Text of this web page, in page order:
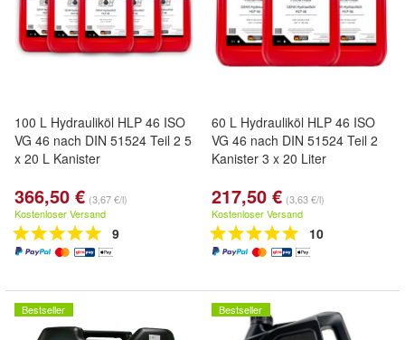
100 L Hydrauliköl HLP 46 ISO
VG 46 nach DIN 51524 Teil 2 5
x 20 L Kanister
366,50 € (3,67 €/l)
Kostenloser Versand
9
60 L Hydrauliköl HLP 46 ISO
VG 46 nach DIN 51524 Teil 2
Kanister 3 x 20 Liter
217,50 € (3,63 €/l)
Kostenloser Versand
10
Bestseller Bestseller